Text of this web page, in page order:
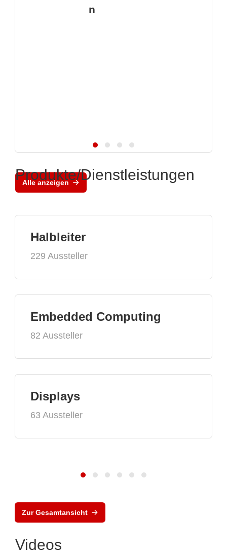
n
Alle anzeigen
Produkte/Dienstleistungen
Halbleiter
229 Aussteller
Embedded Computing
82 Aussteller
Displays
63 Aussteller
Zur Gesamtansicht
Videos